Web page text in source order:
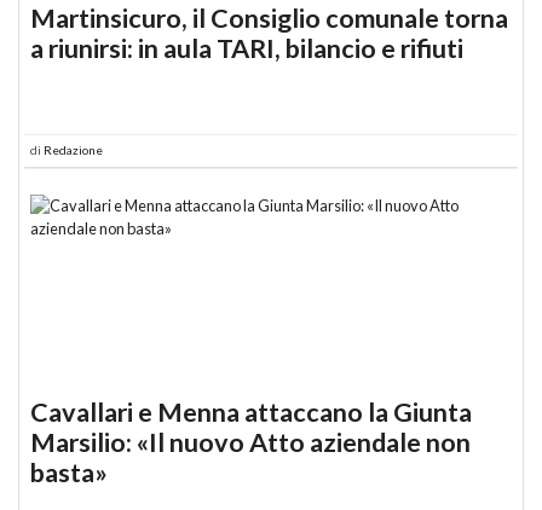
Martinsicuro, il Consiglio comunale torna
a riunirsi: in aula TARI, bilancio e rifiuti
di Redazione
Cavallari e Menna attaccano la Giunta
Marsilio: «Il nuovo Atto aziendale non
basta»